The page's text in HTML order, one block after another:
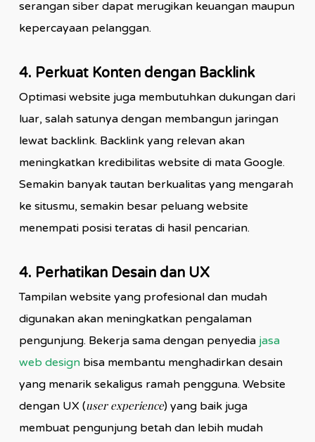
serangan siber dapat merugikan keuangan maupun
kepercayaan pelanggan.
4. Perkuat Konten dengan Backlink
Optimasi website juga membutuhkan dukungan dari
luar, salah satunya dengan membangun jaringan
lewat backlink. Backlink yang relevan akan
meningkatkan kredibilitas website di mata Google.
Semakin banyak tautan berkualitas yang mengarah
ke situsmu, semakin besar peluang website
menempati posisi teratas di hasil pencarian.
4. Perhatikan Desain dan UX
Tampilan website yang profesional dan mudah
digunakan akan meningkatkan pengalaman
pengunjung. Bekerja sama dengan penyedia jasa
web designbisa membantu menghadirkan desain
yang menarik sekaligus ramah pengguna. Website
dengan UX (user experience) yang baik juga
membuat pengunjung betah dan lebih mudah